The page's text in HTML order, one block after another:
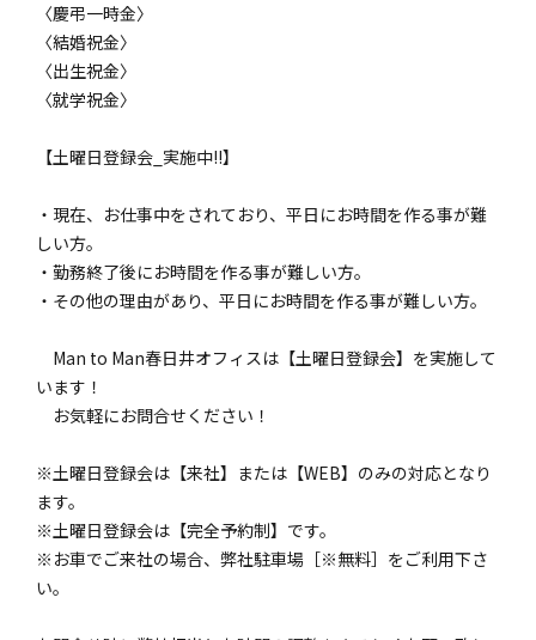
〈慶弔一時金〉
〈結婚祝金〉
〈出生祝金〉
〈就学祝金〉
【土曜日登録会_実施中!!】
・現在、お仕事中をされており、平日にお時間を作る事が難
しい方。
・勤務終了後にお時間を作る事が難しい方。
・その他の理由があり、平日にお時間を作る事が難しい方。
Man to Man春日井オフィスは【土曜日登録会】を実施して
います！
お気軽にお問合せください！
※土曜日登録会は【来社】または【WEB】のみの対応となり
ます。
※土曜日登録会は【完全予約制】です。
※お車でご来社の場合、弊社駐車場［※無料］をご利用下さ
い。